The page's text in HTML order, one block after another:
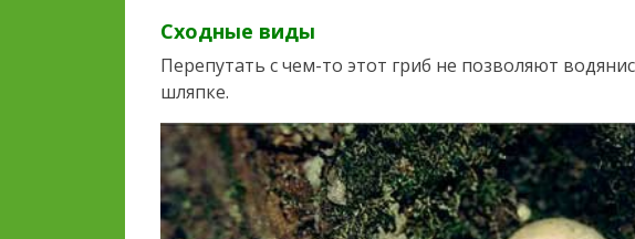
Сходные виды
Перепутать с чем-то этот гриб не позволяют
шляпке.